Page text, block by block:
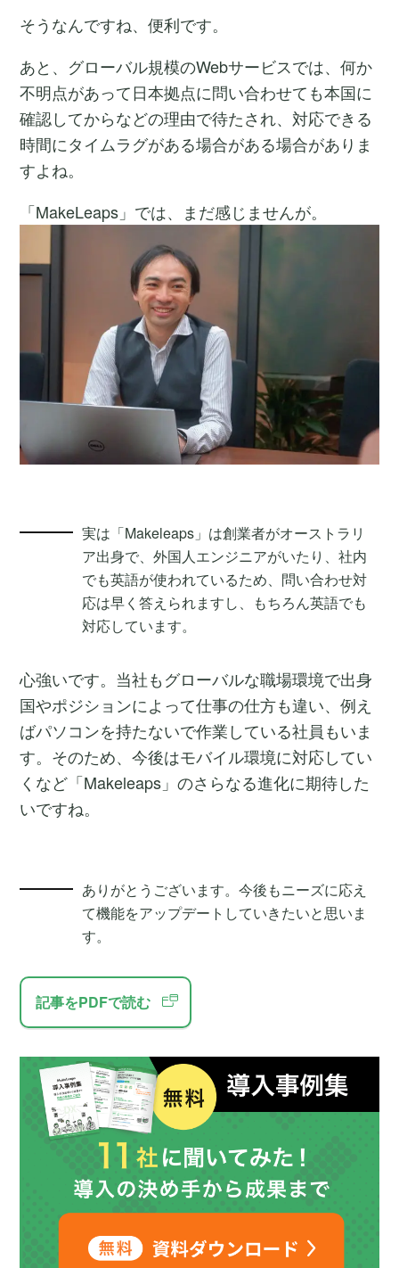
そうなんですね、便利です。
あと、グローバル規模のWebサービスでは、何か
不明点があって日本拠点に問い合わせても本国に
確認してからなどの理由で待たされ、対応できる
時間にタイムラグがある場合がある場合がありま
すよね。
「MakeLeaps」では、まだ感じませんが。
実は「Makeleaps」は創業者がオーストラリ
ア出身で、外国人エンジニアがいたり、社内
でも英語が使われているため、問い合わせ対
応は早く答えられますし、もちろん英語でも
対応しています。
心強いです。当社もグローバルな職場環境で出身
国やポジションによって仕事の仕方も違い、例え
ばパソコンを持たないで作業している社員もいま
す。そのため、今後はモバイル環境に対応してい
くなど「Makeleaps」のさらなる進化に期待した
いですね。
ありがとうございます。今後もニーズに応え
て機能をアップデートしていきたいと思いま
す。
記事をPDFで読む